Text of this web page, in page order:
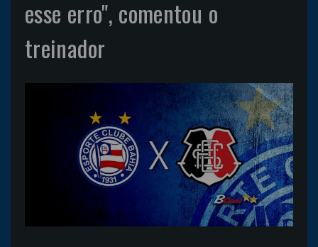
esse erro", comentou o
treinador